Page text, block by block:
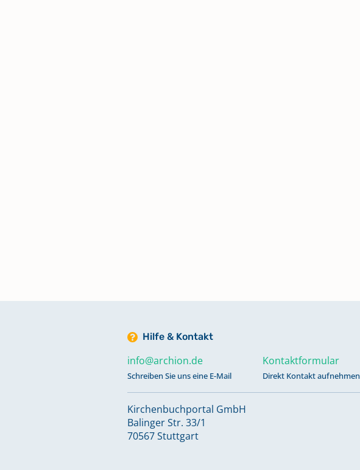
Hilfe & Kontakt
info@archion.de
Schreiben Sie uns eine E-Mail
Kontaktformular
Direkt Kontakt aufnehmen
Kirchenbuchportal GmbH
Balinger Str. 33/1
70567 Stuttgart